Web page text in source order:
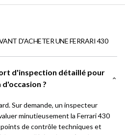
D'ACHETER UNE FERRARI 430
d'inspection détaillé pour
d'occasion ?
Sur demande, un inspecteur
minutieusement la Ferrari 430
points de contrôle techniques et